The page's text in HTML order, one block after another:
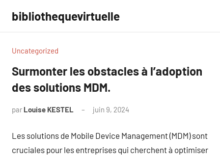
contenu
bibliothequevirtuelle
Uncategorized
Surmonter les obstacles à l’adoption
des solutions MDM.
par Louise KESTEL juin 9, 2024
Les solutions de Mobile Device Management (MDM) sont
cruciales pour les entreprises qui cherchent à optimiser